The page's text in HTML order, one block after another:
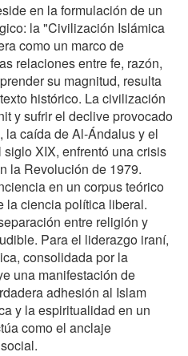
en la formulación de un
la "Civilización Islámica
como un marco de
relaciones entre fe, razón,
su magnitud, resulta
histórico. La civilización
y sufrir el declive provocado
caída de Al-Ándalus y el
XIX, enfrentó una crisis
la Revolución de 1979.
en un corpus teórico
la ciencia política liberal.
entre religión y
Para el liderazgo iraní,
consolidada por la
una manifestación de
adhesión al Islam
y la espiritualidad en un
como el anclaje